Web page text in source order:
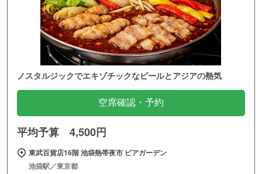
ノスタルジックでエキゾチックなビールとアジアの熱気
空席確認・予約
平均予算 4,500円
東武百貨店16階 池袋熱帯夜市 ビアガーデン
池袋駅／東京都